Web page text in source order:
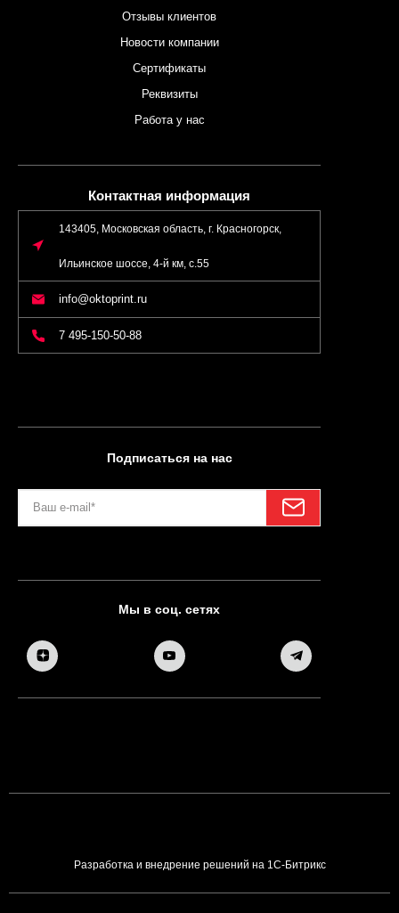
Отзывы клиентов
Новости компании
Сертификаты
Реквизиты
Работа у нас
Контактная информация
143405, Московская область, г. Красногорск,
Ильинское шоссе, 4-й км, с.55
info@oktoprint.ru
7 495-150-50-88
Подписаться на нас
Мы в соц. сетях
Разработка и внедрение решений на 1С-Битрикс